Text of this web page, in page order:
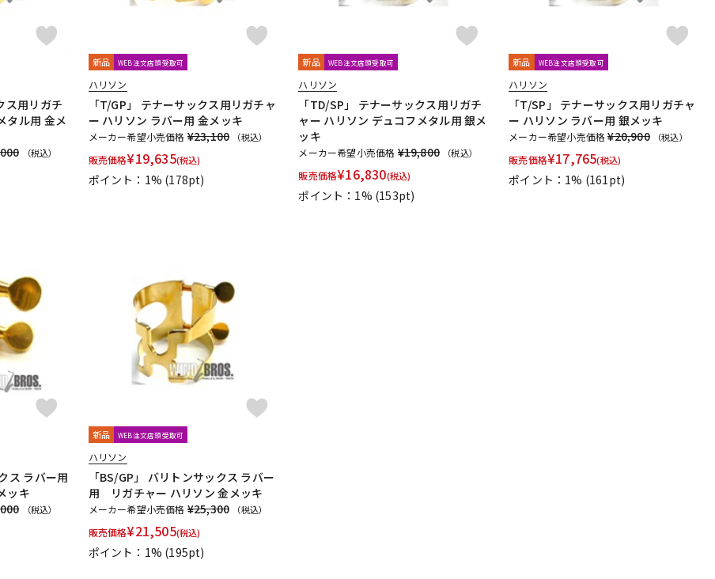
ス用リガチ
タル用 金メ
（税込）
新品 WEB注文店頭受取可
ハリソン
「T/GP」 テナーサックス用リガチャ
ー ハリソン ラバー用 金メッキ
メーカー希望小売価格 ¥23,100 （税込）
販売価格¥19,635(税込)
ポイント：1% (178pt)
新品 WEB注文店頭受取可
ハリソン
「TD/SP」 テナーサックス用リガチ
ャー ハリソン デュコフメタル用 銀メ
ッキ
メーカー希望小売価格 ¥19,800 （税込）
販売価格¥16,830(税込)
ポイント：1% (153pt)
新品 WEB注文店頭受取可
ハリソン
「T/SP」 テナーサックス用リガチャ
ー ハリソン ラバー用 銀メッキ
メーカー希望小売価格¥20,900 （税込）
販売価格¥17,765(税込)
ポイント：1% (161pt)
ス ラバー用
ッキ
（税込）
新品 WEB注文店頭受取可
ハリソン
「BS/GP」 バリトンサックス ラバー
用 リガチャー ハリソン 金メッキ
メーカー希望小売価格 ¥25,300 （税込）
販売価格¥21,505(税込)
ポイント：1% (195pt)